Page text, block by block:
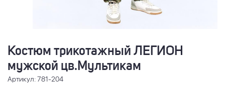
Костюм трикотажный ЛЕГИОН
мужской цв.Мультикам
Артикул: 781-204